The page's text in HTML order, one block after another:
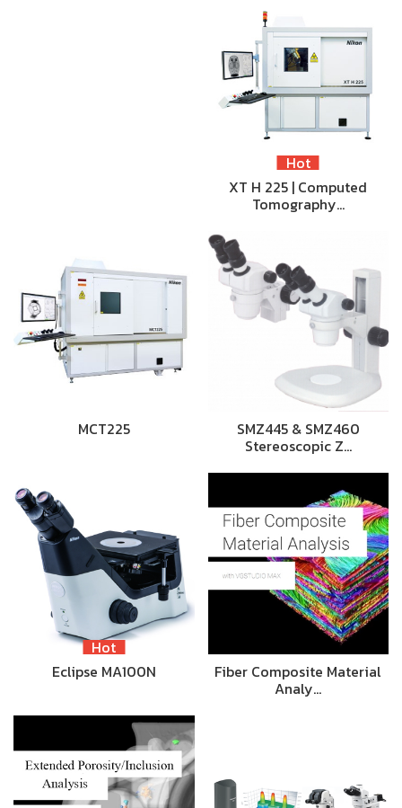
Hot
XT H 225 | Computed
Tomography…
MCT225 SMZ445 & SMZ460
Stereoscopic Z…
Hot
Eclipse MA100N
Fiber Composite Material
Analy…